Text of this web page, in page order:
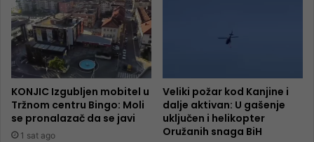
KONJIC Izgubljen mobitel u
Tržnom centru Bingo: Moli
se pronalazač da se javi
1 sat ago
Veliki požar kod Kanjine i
dalje aktivan: U gašenje
uključen i helikopter
Oružanih snaga BiH